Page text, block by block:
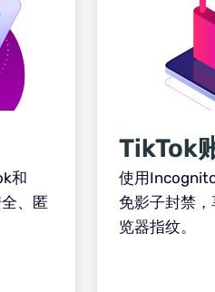
和
、匿
TikTok
使用
免影子封禁
览器指纹。